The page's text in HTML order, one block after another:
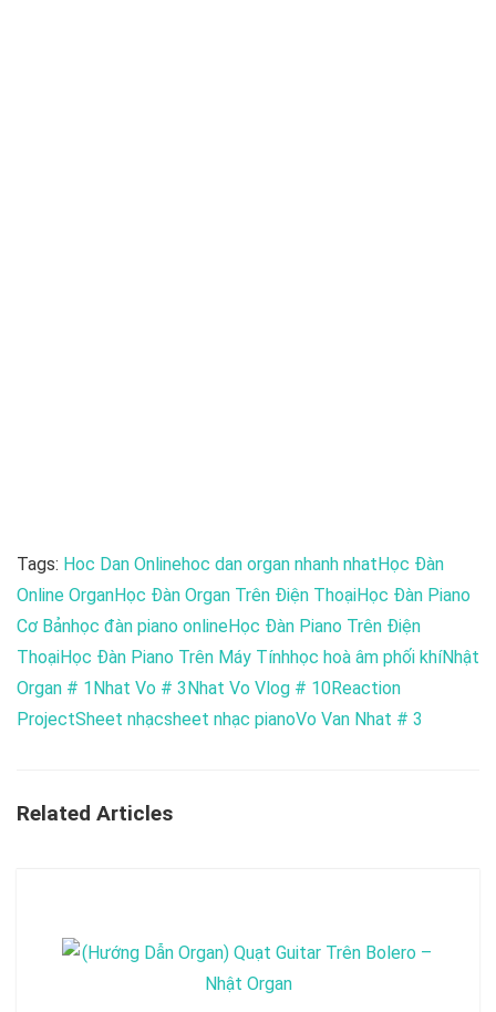
Tags: Hoc Dan Onlinehoc dan organ nhanh nhatHọc Đàn
Online OrganHọc Đàn Organ Trên Điện ThoạiHọc Đàn Piano
Cơ Bảnhọc đàn piano onlineHọc Đàn Piano Trên Điện
ThoạiHọc Đàn Piano Trên Máy Tínhhọc hoà âm phối khíNhật
Organ # 1Nhat Vo # 3Nhat Vo Vlog # 10Reaction
ProjectSheet nhạcsheet nhạc pianoVo Van Nhat # 3
Related Articles